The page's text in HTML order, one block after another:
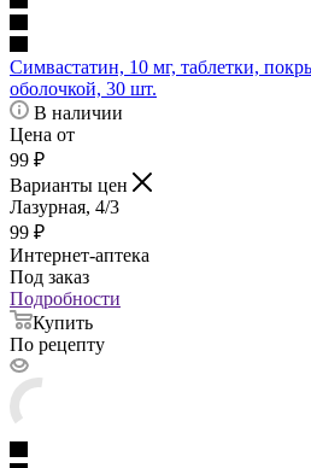
Симвастатин, 10 мг, таблетки,
оболочкой, 30 шт.
В наличии
Цена от
99 ₽
Варианты цен
Лазурная, 4/3
99 ₽
Интернет-аптека
Под заказ
Подробности
Купить
По рецепту